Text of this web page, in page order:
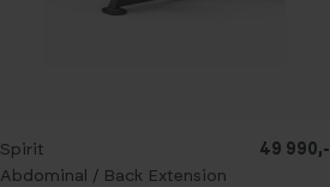
Spirit
Abdominal / Back Extension
49 990,-